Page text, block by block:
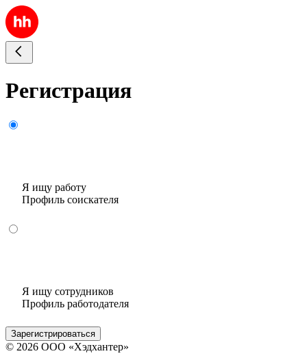
Регистрация
Я ищу работу
Профиль соискателя
Я ищу сотрудников
Профиль работодателя
Зарегистрироваться
© 2026 ООО «Хэдхантер»